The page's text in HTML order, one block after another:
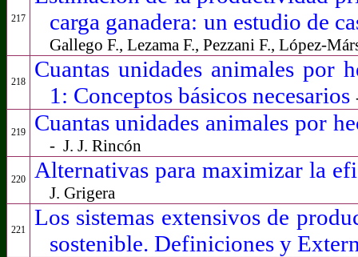
217
carga ganadera: un estudio de
Gallego F., Lezama F., Pezzani F., López-
218
Cuantas unidades animales por
1: Conceptos básicos necesarios
219 Cuantas unidades animales por
- J. J. Rincón
220 Alternativas para maximizar la
J. Grigera
221
Los sistemas extensivos de
sostenible. Definiciones y